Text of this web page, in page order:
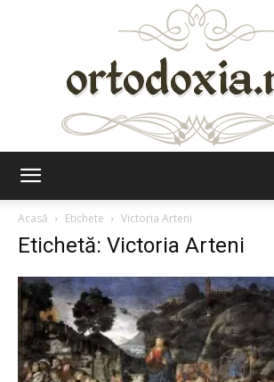
Acasă
Etichete Victoria Arteni
Etichetă: Victoria Arteni